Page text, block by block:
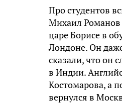
Про студентов
Михаил Романов
царе Борисе в
Лондоне. Он
сказали, что он
в Индии.
Костомарова, а
вернулся в